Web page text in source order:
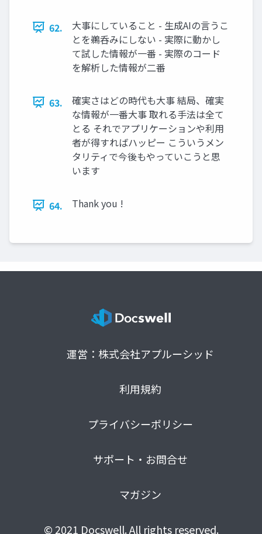
62.
大事にしていること - 生成AIの言うこ
とを鵜呑みにしない - 実際に動かし
て試した情報が一番 - 実際のコード
を解析した情報が二番
63.
確実さはどの時代も大事 結局、確実
な情報が一番大事 取れる手法は全て
とる それでアプリケーションや利用
者が得すればハッピー こういうメン
タリティで今後もやっていこうと思
います
64. Thank you !
運営：株式会社アプルーシッド
利用規約
プライバシーポリシー
サポート・お問合せ
マガジン
© 2021 Docswell. All rights reserved.